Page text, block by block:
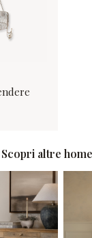
Scopri altre